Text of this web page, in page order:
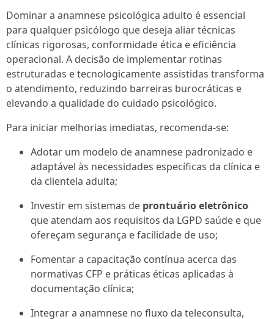
Dominar a anamnese psicológica adulto é essencial
para qualquer psicólogo que deseja aliar técnicas
clínicas rigorosas, conformidade ética e eficiência
operacional. A decisão de implementar rotinas
estruturadas e tecnologicamente assistidas transforma
o atendimento, reduzindo barreiras burocráticas e
elevando a qualidade do cuidado psicológico.
Para iniciar melhorias imediatas, recomenda-se:
Adotar um modelo de anamnese padronizado e
adaptável às necessidades específicas da clínica e
da clientela adulta;
Investir em sistemas de prontuário eletrônico
que atendam aos requisitos da LGPD saúde e que
ofereçam segurança e facilidade de uso;
Fomentar a capacitação contínua acerca das
normativas CFP e práticas éticas aplicadas à
documentação clínica;
Integrar a anamnese no fluxo da teleconsulta,